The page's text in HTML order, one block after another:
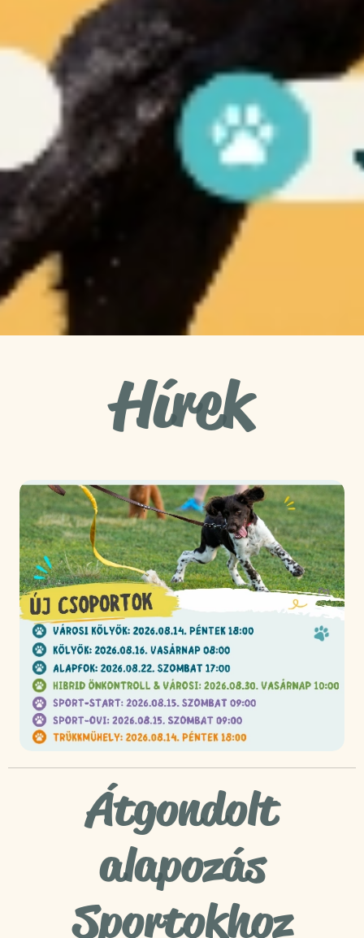
Hírek
Átgondolt
alapozás
Sportokhoz